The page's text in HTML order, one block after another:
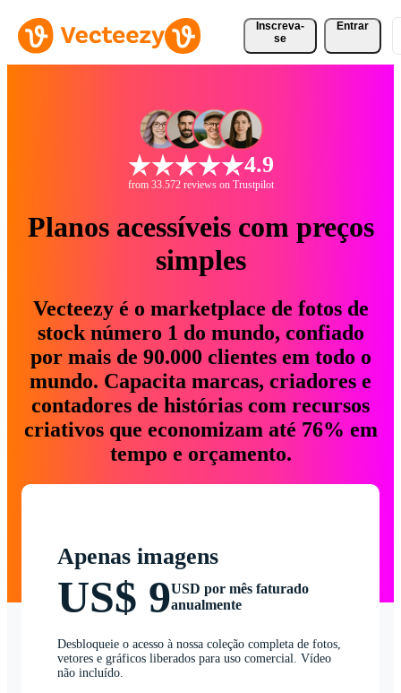
Inscreva-
se
Entrar
4.9
from 33.572 reviews on Trustpilot
Planos acessíveis com preços
simples
Vecteezy é o marketplace de fotos de
stock número 1 do mundo, confiado
por mais de 90.000 clientes em todo o
mundo. Capacita marcas, criadores e
contadores de histórias com recursos
criativos que economizam até 76% em
tempo e orçamento.
Apenas imagens
US$ 9USD por mês faturado
anualmente
Desbloqueie o acesso à nossa coleção completa de fotos,
vetores e gráficos liberados para uso comercial. Vídeo
não incluído.